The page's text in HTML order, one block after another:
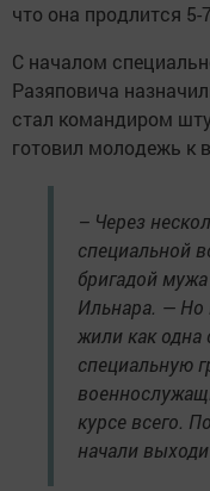
что она продлится 5-
С началом
Разяповича
стал командиром
готовил молодежь к
– Через
специальной
бригадой
Ильнара. — Но
жили как
специальную
курсе всего.
начали